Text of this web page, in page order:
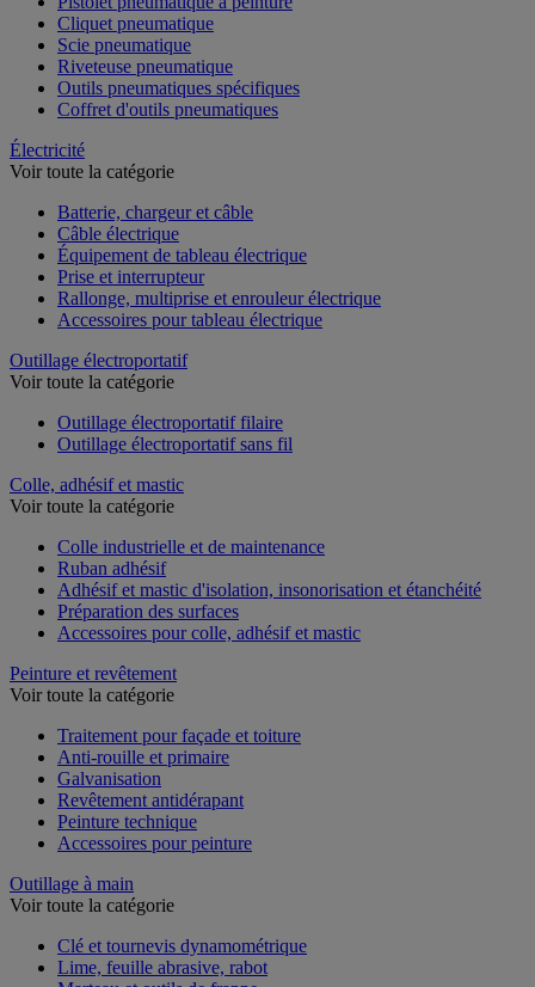
Cliquet pneumatique
Scie pneumatique
Riveteuse pneumatique
Outils pneumatiques spécifiques
Coffret d'outils pneumatiques
Électricité
Voir toute la catégorie
Batterie, chargeur et câble
Câble électrique
Équipement de tableau électrique
Prise et interrupteur
Rallonge, multiprise et enrouleur électrique
Accessoires pour tableau électrique
Outillage électroportatif
Voir toute la catégorie
Outillage électroportatif filaire
Outillage électroportatif sans fil
Colle, adhésif et mastic
Voir toute la catégorie
Colle industrielle et de maintenance
Ruban adhésif
Adhésif et mastic d'isolation, insonorisation et étanchéité
Préparation des surfaces
Accessoires pour colle, adhésif et mastic
Peinture et revêtement
Voir toute la catégorie
Traitement pour façade et toiture
Anti-rouille et primaire
Galvanisation
Revêtement antidérapant
Peinture technique
Accessoires pour peinture
Outillage à main
Voir toute la catégorie
Clé et tournevis dynamométrique
Lime, feuille abrasive, rabot